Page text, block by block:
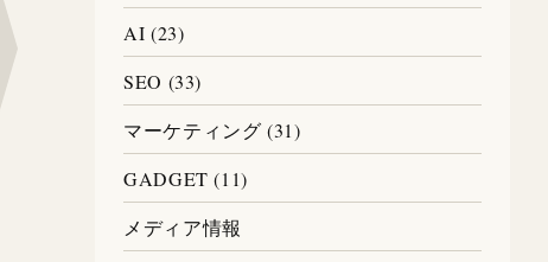
AI (23)
SEO (33)
マーケティング (31)
GADGET (11)
メディア情報